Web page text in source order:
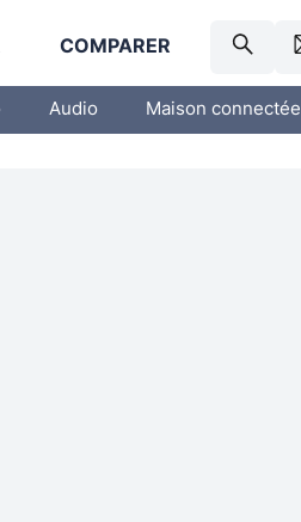
COMPARER
Audio Maison connectée